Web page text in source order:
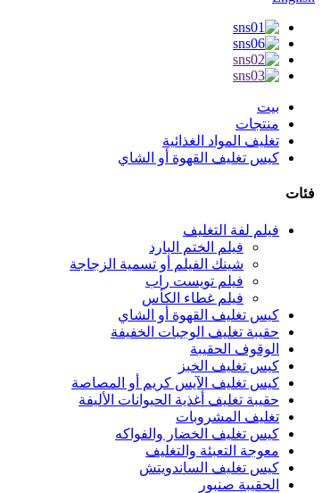
بيت
منتجات
تغليف المواد الغذائية
كيس تغليف القهوة أو الشاي
فئات
فيلم لفة التغليف
فيلم الختم البارد
شينك الفيلم أو تسمية الزجاجة
فيلم تويست راب
فيلم غطاء الكأس
كيس تغليف القهوة أو الشاي
حقيبة تغليف الوجبات الخفيفة
الوقوف الحقيبة
كيس تغليف الخبز
كيس تغليف الآيس كريم أو المصاصة
حقيبة تغليف أغذية الحيوانات الأليفة
تغليف المشروبات
كيس تغليف الخضار والفواكه
معوجة التعبئة والتغليف
كيس تغليف الساندويتش
الحقيبة صنبور